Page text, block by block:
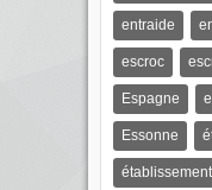
entraide
escroc
Espagne
Essonne